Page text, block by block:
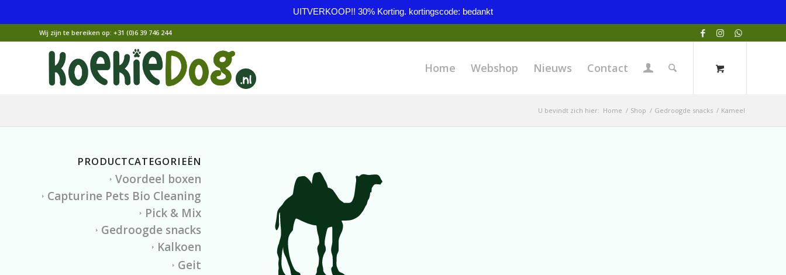
UITVERKOOP!! 30% Korting. kortingscode: bedankt
Wij zijn te bereiken op: +31 (0)6 39 746 244
Home Webshop Nieuws Contact
U bevindt zich hier: Home / Shop / Gedroogde snacks / Kameel
PRODUCTCATEGORIEËN
Voordeel boxen
Capturine Pets Bio Cleaning
Pick & Mix
Gedroogde snacks
Kalkoen
Geit